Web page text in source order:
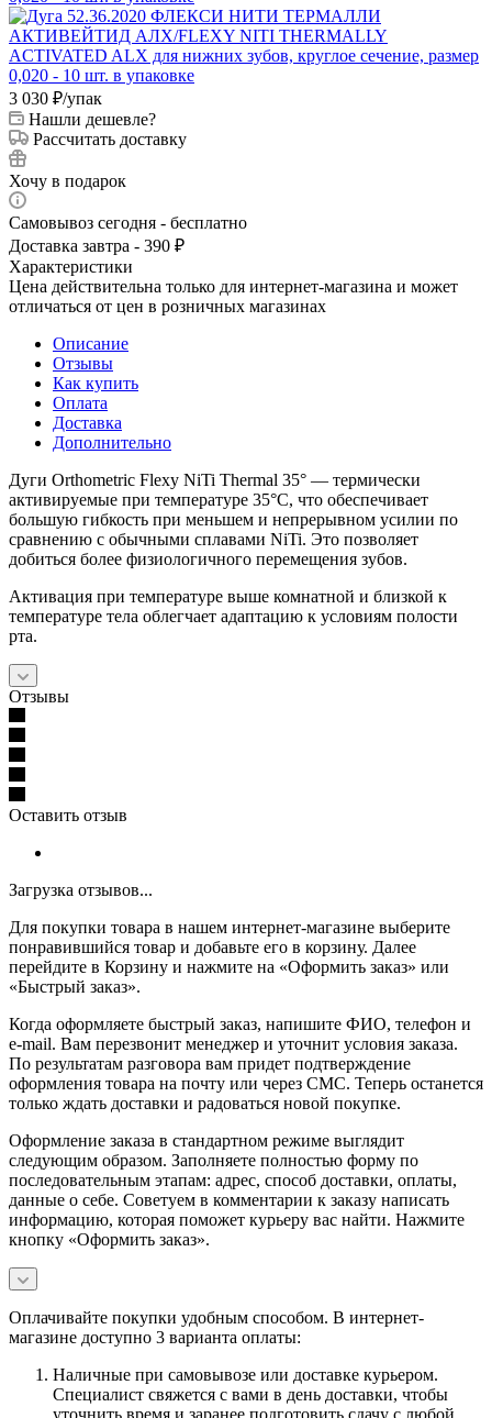
3 030 ₽/упак
Нашли дешевле?
Рассчитать доставку
Хочу в подарок
Самовывоз сегодня - бесплатно
Доставка завтра - 390 ₽
Характеристики
Цена действительна только для интернет-магазина и может
отличаться от цен в розничных магазинах
Описание
Отзывы
Как купить
Оплата
Доставка
Дополнительно
Дуги Orthometric Flexy NiTi Thermal 35° — термически
активируемые при температуре 35°C, что обеспечивает
большую гибкость при меньшем и непрерывном усилии по
сравнению с обычными сплавами NiTi. Это позволяет
добиться более физиологичного перемещения зубов.
Активация при температуре выше комнатной и близкой к
температуре тела облегчает адаптацию к условиям полости
рта.
Отзывы
Оставить отзыв
Загрузка отзывов...
Для покупки товара в нашем интернет-магазине выберите
понравившийся товар и добавьте его в корзину. Далее
перейдите в Корзину и нажмите на «Оформить заказ» или
«Быстрый заказ».
Когда оформляете быстрый заказ, напишите ФИО, телефон и
e-mail. Вам перезвонит менеджер и уточнит условия заказа.
По результатам разговора вам придет подтверждение
оформления товара на почту или через СМС. Теперь останется
только ждать доставки и радоваться новой покупке.
Оформление заказа в стандартном режиме выглядит
следующим образом. Заполняете полностью форму по
последовательным этапам: адрес, способ доставки, оплаты,
данные о себе. Советуем в комментарии к заказу написать
информацию, которая поможет курьеру вас найти. Нажмите
кнопку «Оформить заказ».
Оплачивайте покупки удобным способом. В интернет-
магазине доступно 3 варианта оплаты:
Наличные при самовывозе или доставке курьером.
Специалист свяжется с вами в день доставки, чтобы
уточнить время и заранее подготовить сдачу с любой